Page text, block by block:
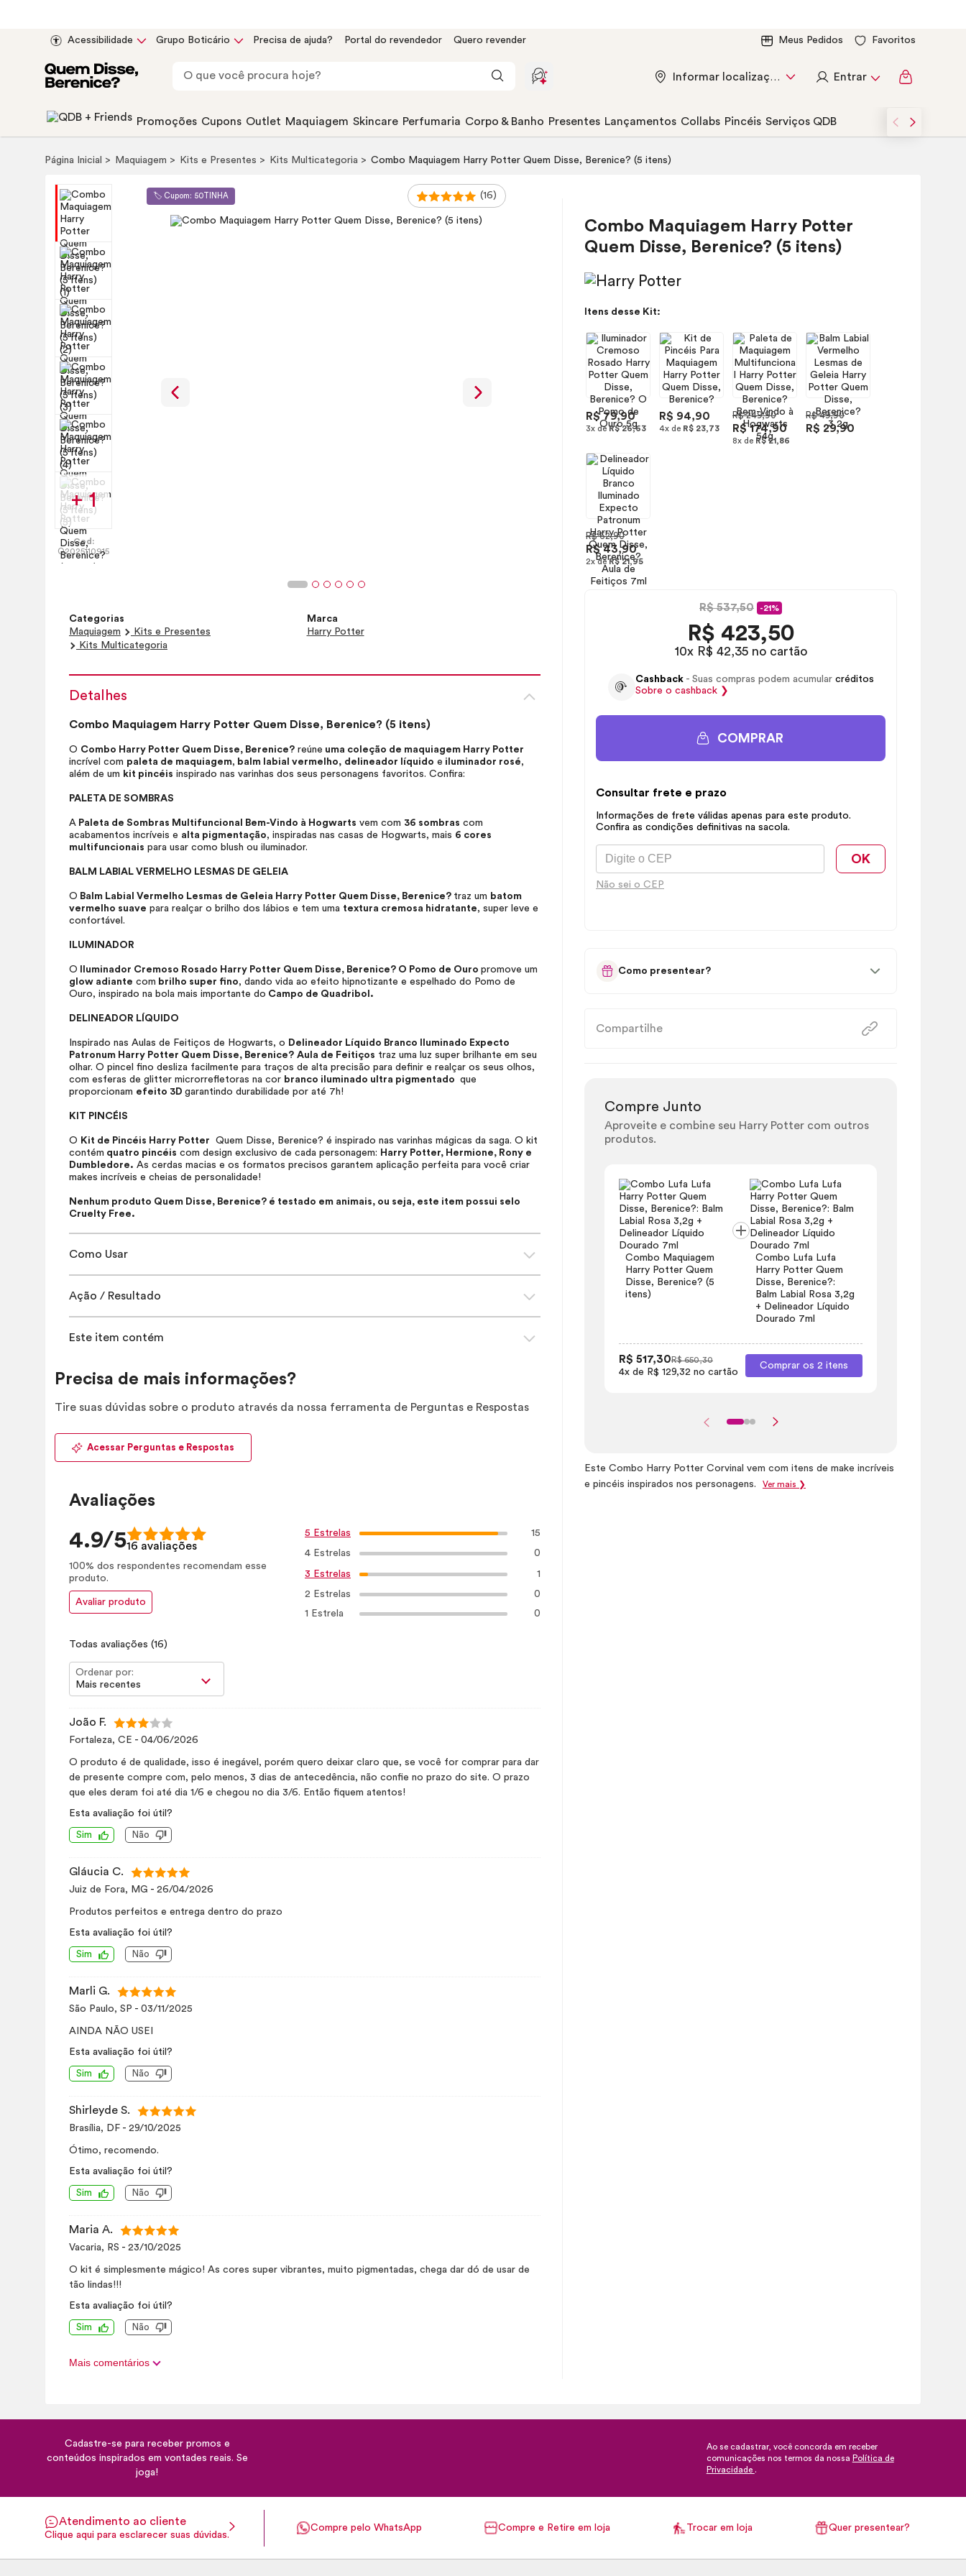
Acessibilidade Grupo Boticário Precisa de ajuda? Portal do revendedor Quero revender Meus Pedidos Favoritos
Informar localização Entrar
Promoções Cupons Outlet Maquiagem Skincare Perfumaria Corpo & Banho Presentes Lançamentos Collabs Pincéis Serviços QDB
Página Inicial Maquiagem Kits e Presentes Kits Multicategoria Combo Maquiagem Harry Potter Quem Disse, Berenice? (5 itens)
Combo Maquiagem Harry Potter
Quem Disse, Berenice? (5 itens)
Itens desse Kit:
R$ 79,90
3x deR$ 26,63
R$ 94,90
4x de R$ 23,73
R$ 249,90
R$ 174,90
8x de R$ 21,86
R$ 49,90
R$ 29,90
R$ 62,90
R$ 43,90
2x deR$ 21,95
R$ 537,50 -21%
R$ 423,50
10x R$ 42,35 no cartão
Cashback- Suas compras podem acumular créditos
Sobre o cashback❯
COMPRAR
Consultar frete e prazo
Informações de frete válidas apenas para este produto.
Confira as condições definitivas na sacola.
OK
Não sei o CEP
Como presentear?
Compartilhe
Compre Junto
Aproveite e combine seu Harry Potter com outros
produtos.
Combo Maquiagem
Harry Potter Quem
Disse, Berenice? (5
itens)
Combo Lufa Lufa
Harry Potter Quem
Disse, Berenice?:
Balm Labial Rosa 3,2g
+ Delineador Líquido
Dourado 7ml
R$ 650,30
R$ 517,30
4x de R$ 129,32 no cartão
Comprar os 2 itens
Este Combo Harry Potter Corvinal vem com itens de make incríveis
e pincéis inspirados nos personagens.
Ver mais ❯
🏷️ Cupom: 50TINHA (16)
+ 1
Cod:
Q2025110915
Categorias
Maquiagem
Kits e Presentes
Kits Multicategoria
Marca
Harry Potter
Detalhes
Combo Maquiagem Harry Potter Quem Disse, Berenice? (5 itens)
O Combo Harry Potter Quem Disse, Berenice? reúne uma coleção de maquiagem Harry Potter
incrível com paleta de maquiagem, balm labial vermelho, delineador líquido e iluminador rosé,
além de um kit pincéis inspirado nas varinhas dos seus personagens favoritos. Confira:
PALETA DE SOMBRAS
A Paleta de Sombras Multifuncional Bem-Vindo à Hogwarts vem com 36 sombras com
acabamentos incríveis e alta pigmentação, inspiradas nas casas de Hogwarts, mais 6 cores
multifuncionais para usar como blush ou iluminador.
BALM LABIAL VERMELHO LESMAS DE GELEIA
O Balm Labial Vermelho Lesmas de Geleia Harry Potter Quem Disse, Berenice? traz um batom
vermelho suave para realçar o brilho dos lábios e tem uma textura cremosa hidratante, super leve e
confortável.
ILUMINADOR
O Iluminador Cremoso Rosado Harry Potter Quem Disse, Berenice? O Pomo de Ouro promove um
glow adiante com brilho super fino, dando vida ao efeito hipnotizante e espelhado do Pomo de
Ouro, inspirado na bola mais importante do Campo de Quadribol.
DELINEADOR LÍQUIDO
Inspirado nas Aulas de Feitiços de Hogwarts, o Delineador Líquido Branco Iluminado Expecto
Patronum Harry Potter Quem Disse, Berenice? Aula de Feitiços traz uma luz super brilhante em seu
olhar. O pincel fino desliza facilmente para traços de alta precisão para definir e realçar os seus olhos,
com esferas de glitter microrrefletoras na cor branco iluminado ultra pigmentado que
proporcionam efeito 3D garantindo durabilidade por até 7h!
KIT PINCÉIS
O Kit de Pincéis Harry Potter Quem Disse, Berenice? é inspirado nas varinhas mágicas da saga. O kit
contém quatro pincéis com design exclusivo de cada personagem: Harry Potter, Hermione, Rony e
Dumbledore. As cerdas macias e os formatos precisos garantem aplicação perfeita para você criar
makes incríveis e cheias de personalidade!
Nenhum produto Quem Disse, Berenice? é testado em animais, ou seja, este item possui selo
Cruelty Free.
Como Usar
Ação / Resultado
Este item contém
Precisa de mais informações?
Tire suas dúvidas sobre o produto através da nossa ferramenta de Perguntas e Respostas
Acessar Perguntas e Respostas
Avaliações
4.9/516 avaliações
100% dos respondentes recomendam esse
produto.
Avaliar produto
5 Estrelas 15
4 Estrelas 0
3 Estrelas 1
2 Estrelas
0
1 Estrela
0
Todas avaliações (16)
Ordenar por:
Mais recentes
João F.
Fortaleza, CE - 04/06/2026
O produto é de qualidade, isso é inegável, porém quero deixar claro que, se você for comprar para dar
de presente compre com, pelo menos, 3 dias de antecedência, não confie no prazo do site. O prazo
que eles deram foi até dia 1/6 e chegou no dia 3/6. Então fiquem atentos!
Esta avaliação foi útil?
Sim Não
Gláucia C.
Juiz de Fora, MG - 26/04/2026
Produtos perfeitos e entrega dentro do prazo
Esta avaliação foi útil?
Sim Não
Marli G.
São Paulo, SP - 03/11/2025
AINDA NÃO USEI
Esta avaliação foi útil?
Sim Não
Shirleyde S.
Brasília, DF - 29/10/2025
Ótimo, recomendo.
Esta avaliação foi útil?
Sim Não
Maria A.
Vacaria, RS - 23/10/2025
O kit é simplesmente mágico! As cores super vibrantes, muito pigmentadas, chega dar dó de usar de
tão lindas!!!
Esta avaliação foi útil?
Sim Não
Mais comentários
Cadastre-se para receber promos e
conteúdos inspirados em vontades reais. Se
joga!
Ao se cadastrar, você concorda em receber
comunicações nos termos da nossa Política de
Privacidade .
Atendimento ao cliente
Clique aqui para esclarecer suas dúvidas.
Compre pelo WhatsApp Compre e Retire em loja Trocar em loja Quer presentear?